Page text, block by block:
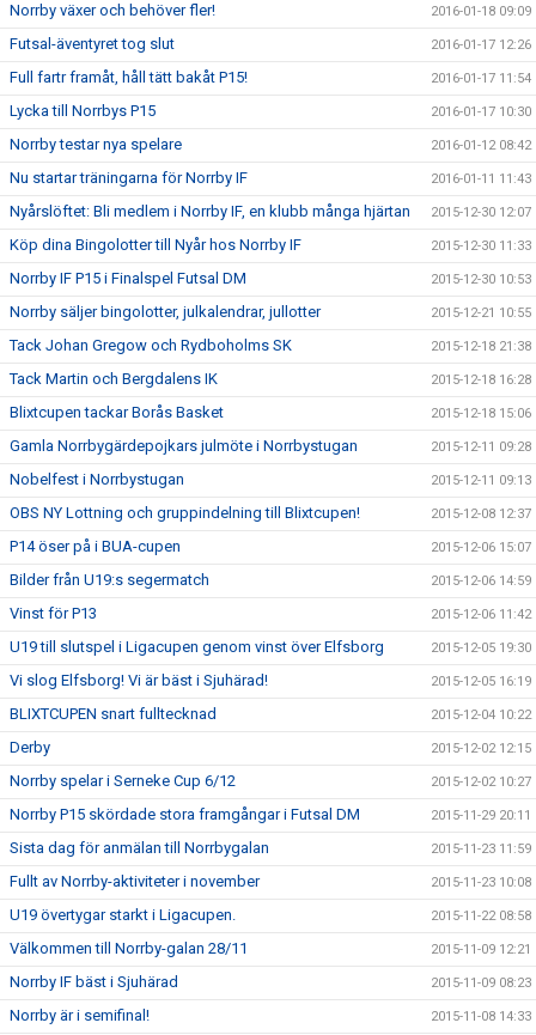
Norrby växer och behöver fler! 2016-01-18 09:09
Futsal-äventyret tog slut 2016-01-17 12:26
Full fartr framåt, håll tätt bakåt P15! 2016-01-17 11:54
Lycka till Norrbys P15 2016-01-17 10:30
Norrby testar nya spelare 2016-01-12 08:42
Nu startar träningarna för Norrby IF 2016-01-11 11:43
Nyårslöftet: Bli medlem i Norrby IF, en klubb många hjärtan 2015-12-30 12:07
Köp dina Bingolotter till Nyår hos Norrby IF 2015-12-30 11:33
Norrby IF P15 i Finalspel Futsal DM 2015-12-30 10:53
Norrby säljer bingolotter, julkalendrar, jullotter 2015-12-21 10:55
Tack Johan Gregow och Rydboholms SK 2015-12-18 21:38
Tack Martin och Bergdalens IK 2015-12-18 16:28
Blixtcupen tackar Borås Basket 2015-12-18 15:06
Gamla Norrbygärdepojkars julmöte i Norrbystugan 2015-12-11 09:28
Nobelfest i Norrbystugan 2015-12-11 09:13
OBS NY Lottning och gruppindelning till Blixtcupen! 2015-12-08 12:37
P14 öser på i BUA-cupen 2015-12-06 15:07
Bilder från U19:s segermatch 2015-12-06 14:59
Vinst för P13 2015-12-06 11:42
U19 till slutspel i Ligacupen genom vinst över Elfsborg 2015-12-05 19:30
Vi slog Elfsborg! Vi är bäst i Sjuhärad! 2015-12-05 16:19
BLIXTCUPEN snart fulltecknad 2015-12-04 10:22
Derby 2015-12-02 12:15
Norrby spelar i Serneke Cup 6/12 2015-12-02 10:27
Norrby P15 skördade stora framgångar i Futsal DM 2015-11-29 20:11
Sista dag för anmälan till Norrbygalan 2015-11-23 11:59
Fullt av Norrby-aktiviteter i november 2015-11-23 10:08
U19 övertygar starkt i Ligacupen. 2015-11-22 08:58
Välkommen till Norrby-galan 28/11 2015-11-09 12:21
Norrby IF bäst i Sjuhärad 2015-11-09 08:23
Norrby är i semifinal! 2015-11-08 14:33